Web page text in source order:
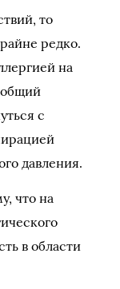
то
редко.
на
общий
с
давления.
что на
в области